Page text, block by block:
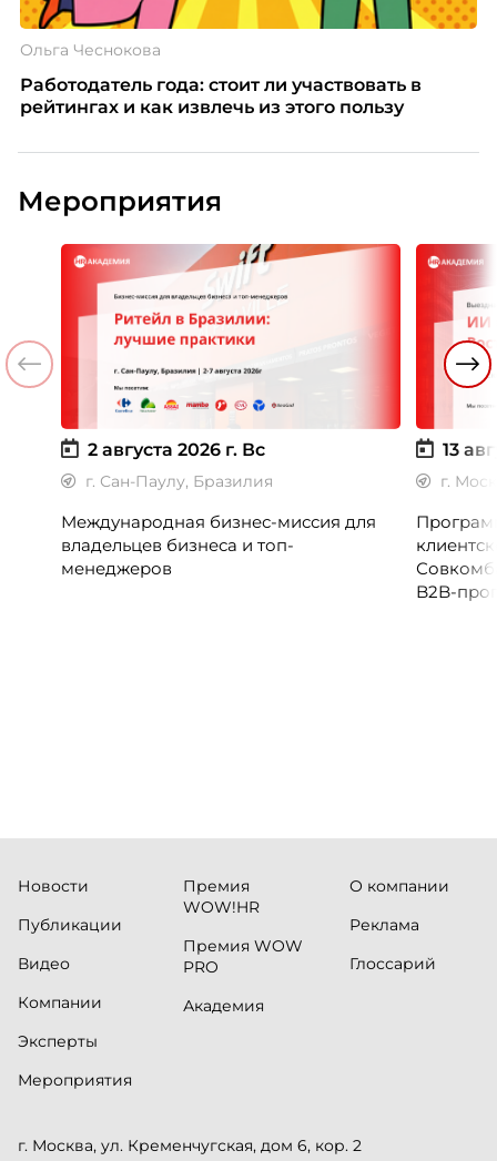
Ольга Чеснокова
Работодатель года: стоит ли участвовать в
рейтингах и как извлечь из этого пользу
Мероприятия
2 августа 2026 г. Вс
г. Сан-Паулу, Бразилия
Международная бизнес-миссия для
владельцев бизнеса и топ-
менеджеров
13
г.
B2B-
Новости
Публикации
Видео
Компании
Эксперты
Мероприятия
Премия
WOW!HR
Премия WOW
PRO
Академия
О компании
Реклама
Глоссарий
г. Москва, ул. Кременчугская, дом 6, кор. 2